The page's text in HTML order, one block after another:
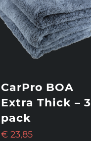
CarPro BOA
Extra Thick – 3
pack
€23,85